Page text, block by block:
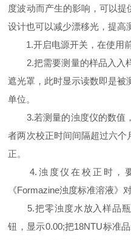
度波动而产生的影响，可以
设计也可以减少漂移光，提高
1.开启电源开关，在使用前
2.把需要测量的样品入入
遮光罩，此时显示读数即是被
单位。
3.若测量的浊度仪的数值
者两次校正时间间隔超过六个
正。
4.浊度仪在校正时，要
《Formazine浊度标准溶液》
5.把零浊度水放入样品瓶
钮，显示0.00;把18NTU标准